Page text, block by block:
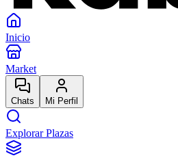
Inicio
Market
Chats Mi Perfil
Explorar Plazas